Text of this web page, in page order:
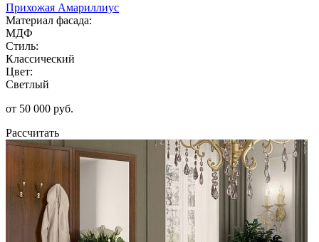
Прихожая Амариллиус
Материал фасада:
МДФ
Стиль:
Классический
Цвет:
Светлый
от 50 000 руб.
Рассчитать